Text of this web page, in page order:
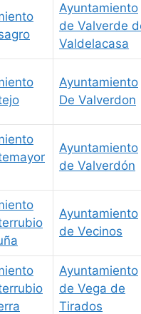
Ayuntamiento
de Valverde
Valdelacasa
Ayuntamiento
De Valverdon
Ayuntamiento
de Valverdón
Ayuntamiento
de Vecinos
Ayuntamiento
de Vega de
Tirados